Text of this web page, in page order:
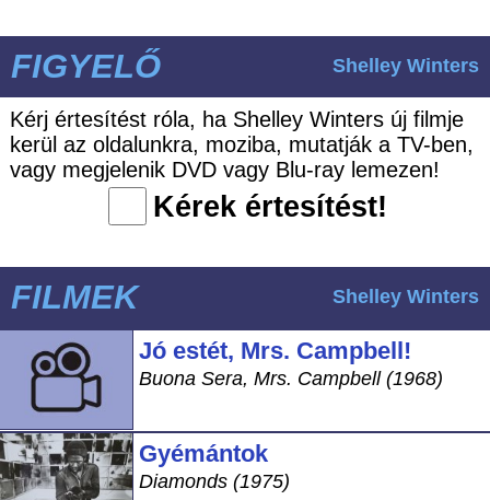
FIGYELŐ Shelley Winters
Kérj értesítést róla, ha Shelley Winters új filmje
kerül az oldalunkra, moziba, mutatják a TV-ben,
vagy megjelenik DVD vagy Blu-ray lemezen!
Kérek értesítést!
FILMEK Shelley Winters
Jó estét, Mrs. Campbell!
Buona Sera, Mrs. Campbell (1968)
Gyémántok
Diamonds (1975)